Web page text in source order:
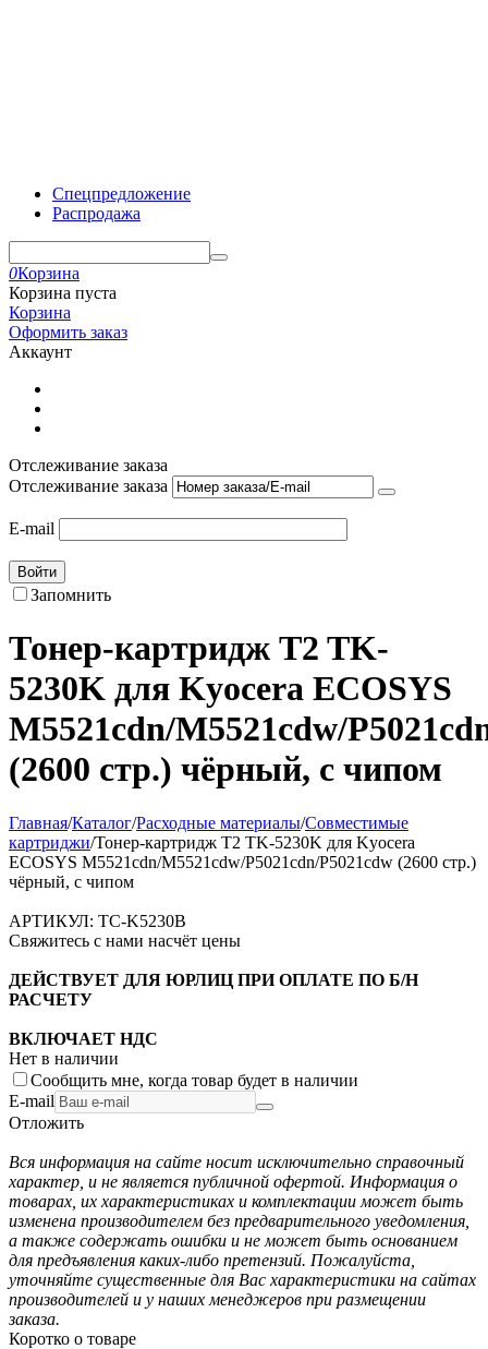
Спецпредложение
Распродажа
0Корзина
Корзина пуста
Корзина
Оформить заказ
Аккаунт
Отслеживание заказа
Отслеживание заказа
E-mail
Войти
Запомнить
Тонер-картридж T2 TK-
5230K для Kyocera ECOSYS
M5521cdn/M5521cdw/
(2600 стр.) чёрный, с чипом
Главная/Каталог/Расходные материалы/Совместимые
картриджи/Тонер-картридж T2 TK-5230K для Kyocera
ECOSYS M5521cdn/M5521cdw/P5021cdn/P5021cdw (2600 стр.)
чёрный, с чипом
АРТИКУЛ: TC-K5230B
Свяжитесь с нами насчёт цены
ДЕЙСТВУЕТ ДЛЯ ЮРЛИЦ ПРИ ОПЛАТЕ ПО Б/Н
РАСЧЕТУ
ВКЛЮЧАЕТ НДС
Нет в наличии
Сообщить мне, когда товар будет в наличии
E-mail
Отложить
Вся информация на сайте носит исключительно справочный
характер, и не является публичной офертой. Информация о
товарах, их характеристиках и комплектации может быть
изменена производителем без предварительного уведомления,
а также содержать ошибки и не может быть основанием
для предъявления каких-либо претензий. Пожалуйста,
уточняйте существенные для Вас характеристики на сайтах
производителей и у наших менеджеров при размещении
заказа.
Коротко о товаре